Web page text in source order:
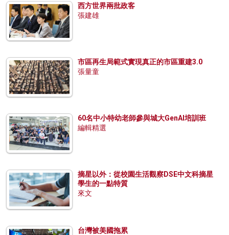
西方世界兩批政客
張建雄
市區再生局範式實現真正的市區重建3.0
張量童
60名中小特幼老師參與城大GenAI培訓班
編輯精選
摘星以外：從校園生活觀察DSE中文科摘星
學生的一點特質
來文
台灣被美國拖累